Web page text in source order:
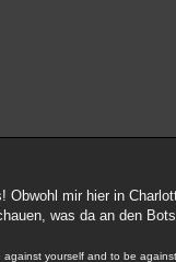
Obwohl mir hier in
was da an den
yourself and to be